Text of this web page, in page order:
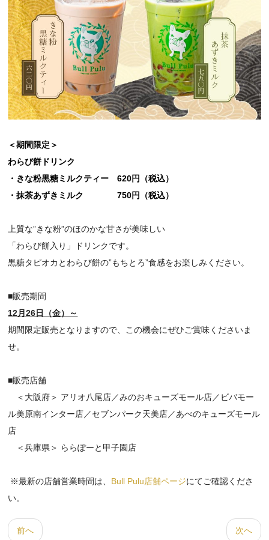
＜期間限定＞
わらび餅ドリンク
・ きな粉黒糖ミルクティー 620円（税込）
・抹茶あずきミルク
750円（税込）
上質な”きな粉”のほのかな甘さが美味しい
「わらび餅入り」ドリンクです。
黒糖タピオカとわらび餅の”もちとろ”食感をお楽しみください。
■販売期間
12月26日（金）～
期間限定販売となりますので、この機会にぜひご賞味くださいま
せ。
■販売店舗
＜大阪府＞ アリオ八尾店／みのおキューズモール店／ビバモー
ル美原南インター店／セブンパーク天美店／あべのキューズモール
店
＜兵庫県＞ ららぽーと甲子園店
※最新の店舗営業時間は、 Bull Pulu店舗ページにてご確認くださ
い。
前へ 次へ